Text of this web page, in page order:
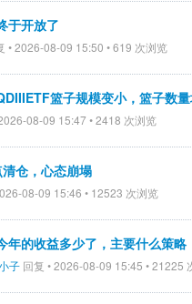
于开放了
• 2026-08-09 15:50 • 619 次浏览
篮子规模变小，篮子数
08-09 15:47 • 2418 次浏览
仓，心态崩塌
08-09 15:46 • 12523 次浏览
年的收益多少了，主要什么策略
子 回复 • 2026-08-09 15:45 • 21225